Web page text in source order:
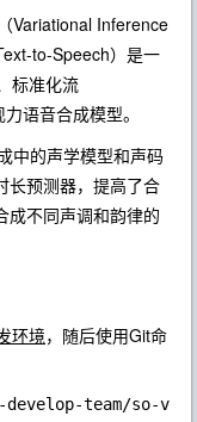
Variational Inference
to-Speech）是一
标准化流
语音合成模型。
中的声学模型和声码
长预测器，提高了合
成不同声调和韵律的
环境，随后使用Git命